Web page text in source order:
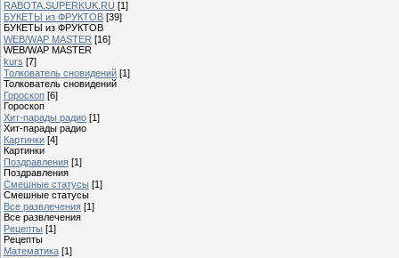
RABOTA.SUPERKUK.RU [1]
БУКЕТЫ из ФРУКТОВ [39]
БУКЕТЫ из ФРУКТОВ
WEB/WAP MASTER [16]
WEB/WAP MASTER
kurs [7]
Толкователь сновидений [1]
Толкователь сновидений
Гороскоп [6]
Гороскоп
Хит-парады радио [1]
Хит-парады радио
Картинки [4]
Картинки
Поздравления [1]
Поздравления
Смешные статусы [1]
Смешные статусы
Все развлечения [1]
Все развлечения
Рецепты [1]
Рецепты
Математика [1]